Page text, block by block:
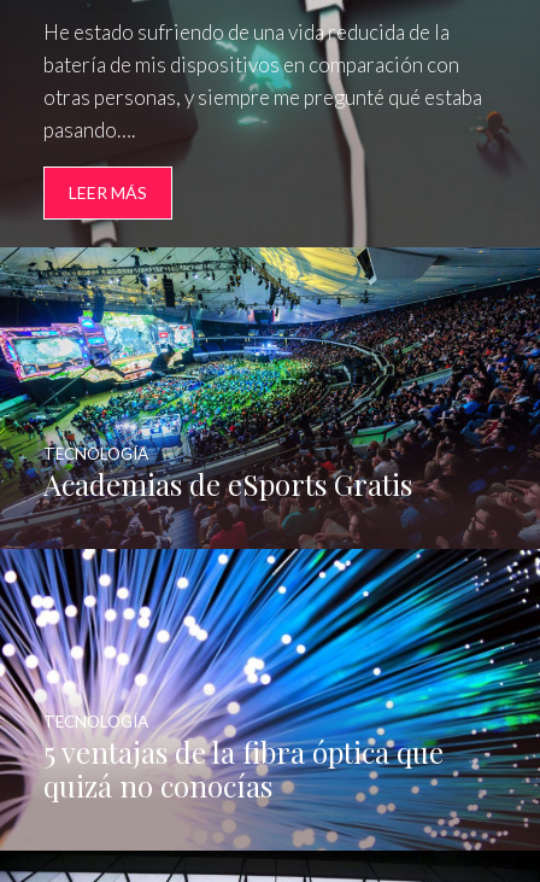
He estado sufriendo de una vida reducida de la
batería de mis dispositivos en comparación con
otras personas, y siempre me pregunté qué estaba
pasando….
LEER MÁS
Academias de eSports Gratis
TECNOLOGÍA
5 ventajas de la fibra óptica que
quizá no conocías
TECNOLOGÍA